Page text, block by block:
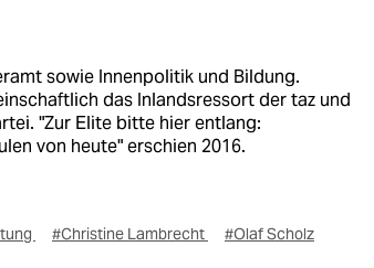
sowie Innenpolitik und Bildung.
das Inlandsressort der taz und
"Zur Elite bitte hier entlang:
von heute" erschien 2016.
#Christine Lambrecht #Olaf Scholz